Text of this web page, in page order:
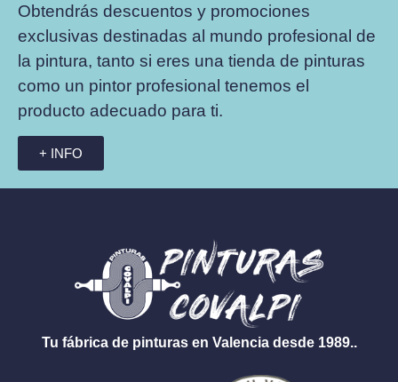
Obtendrás descuentos y promociones
exclusivas destinadas al mundo profesional de
la pintura, tanto si eres una tienda de pinturas
como un pintor profesional tenemos el
producto adecuado para ti.
+ INFO
Tu fábrica de pinturas en Valencia desde 1989..